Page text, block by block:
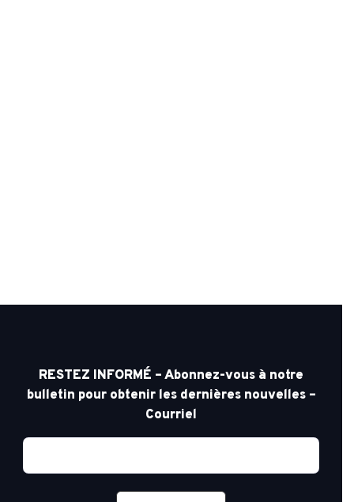
RESTEZ INFORMÉ – Abonnez-vous à notre
bulletin pour obtenir les dernières nouvelles –
Courriel